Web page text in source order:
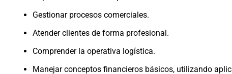
Gestionar procesos comerciales.
Atender clientes de forma profesional.
Comprender la operativa logística.
Manejar conceptos financieros básicos, utilizando